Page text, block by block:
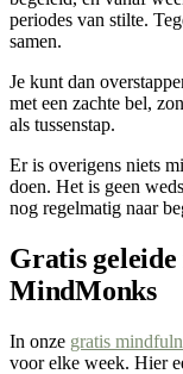
periodes van stilte.
samen.
Je kunt dan
met een zachte bel,
als tussenstap.
Er is overigens niets
doen. Het is geen
nog regelmatig naar
Gratis
MindMonks
In onze gratis
voor elke week. Hier